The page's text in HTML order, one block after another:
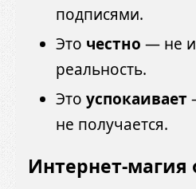
подписями.
Это честно — не
реальность.
Это успокаивает
не получается.
Интернет-магия